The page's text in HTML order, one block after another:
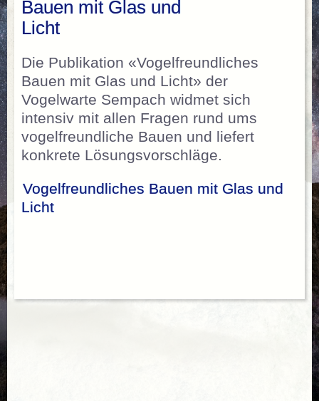
Bauen mit Glas und
Licht
Die Publikation «Vogelfreundliches
Bauen mit Glas und Licht» der
Vogelwarte Sempach widmet sich
intensiv mit allen Fragen rund ums
vogelfreundliche Bauen und liefert
konkrete Lösungsvorschläge.
Vogelfreundliches Bauen mit Glas und
Licht